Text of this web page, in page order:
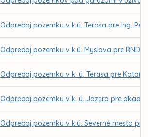
Odpredaj pozemku v k.ú. Terasa pre Ing.
Odpredaj pozemku v k.ú. Myslava pre RNDr.
Odpredaj pozemku v k. ú. Terasa pre
Odpredaj pozemku v k. ú. Jazero pre akad.
Odpredaj pozemku v k.ú. Severné mesto pre